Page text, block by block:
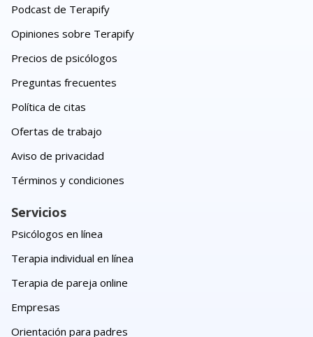
Podcast de Terapify
Opiniones sobre Terapify
Precios de psicólogos
Preguntas frecuentes
Política de citas
Ofertas de trabajo
Aviso de privacidad
Términos y condiciones
Servicios
Psicólogos en línea
Terapia individual en línea
Terapia de pareja online
Empresas
Orientación para padres